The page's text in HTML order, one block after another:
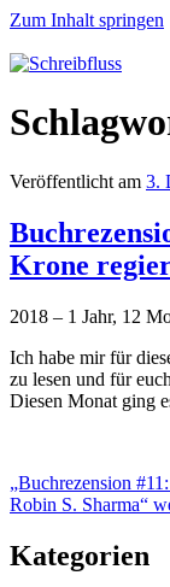
Zum Inhalt springen
Schreibfluss
Veröffentlicht am 3.
Krone
2018 – 1 Jahr, 12
Ich habe mir für
zu lesen und für
Diesen Monat ging
„Buchrezension
Robin S. Sharma“
Kategorien